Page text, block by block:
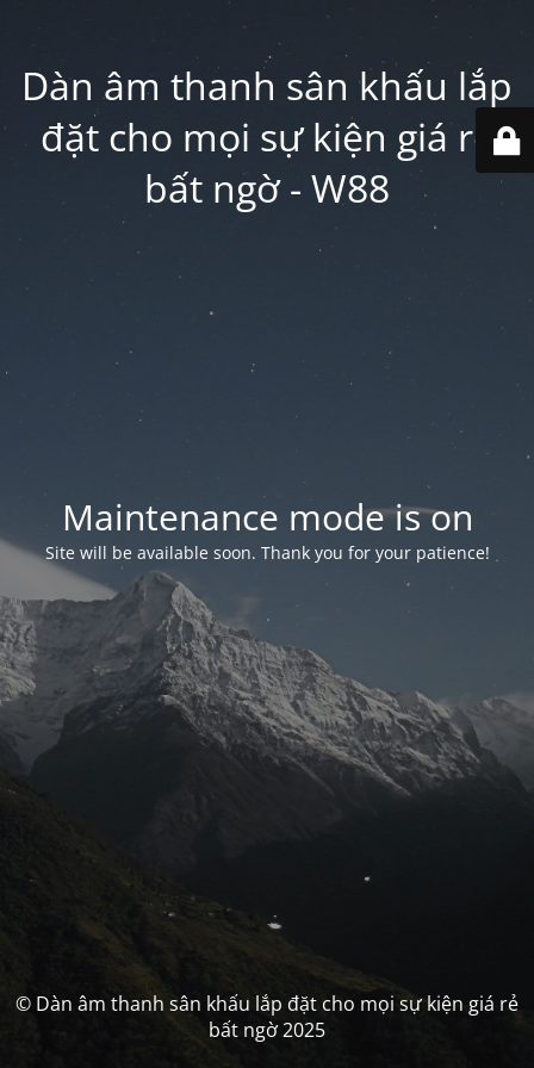
Dàn âm thanh sân khấu lắp
đặt cho mọi sự kiện giá rẻ
bất ngờ - W88
Maintenance mode is on
Site will be available soon. Thank you for your patience!
© Dàn âm thanh sân khấu lắp đặt cho mọi sự kiện giá rẻ
bất ngờ 2025